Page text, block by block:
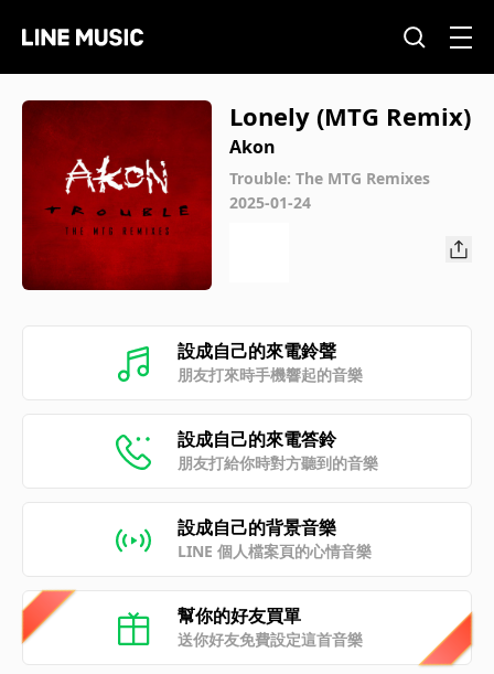
Lonely (MTG Remix)
Akon
Trouble: The MTG Remixes
2025-01-24
設成自己的來電鈴聲
朋友打來時手機響起的音樂
設成自己的來電答鈴
朋友打給你時對方聽到的音樂
設成自己的背景音樂
LINE 個人檔案頁的心情音樂
幫你的好友買單
送你好友免費設定這首音樂